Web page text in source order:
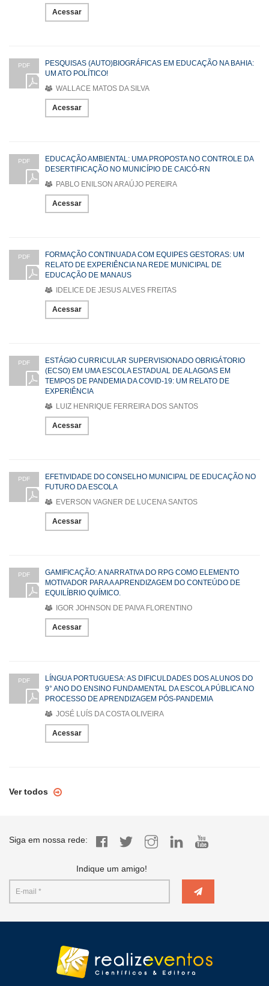
Acessar
PDF
PESQUISAS (AUTO)BIOGRÁFICAS EM EDUCAÇÃO NA BAHIA:
UM ATO POLÍTICO!
WALLACE MATOS DA SILVA
Acessar
PDF
EDUCAÇÃO AMBIENTAL: UMA PROPOSTA NO CONTROLE DA
DESERTIFICAÇÃO NO MUNICÍPIO DE CAICÓ-RN
PABLO ENILSON ARAÚJO PEREIRA
Acessar
PDF
FORMAÇÃO CONTINUADA COM EQUIPES GESTORAS: UM
RELATO DE EXPERIÊNCIA NA REDE MUNICIPAL DE
EDUCAÇÃO DE MANAUS
IDELICE DE JESUS ALVES FREITAS
Acessar
PDF
ESTÁGIO CURRICULAR SUPERVISIONADO OBRIGÁTORIO
(ECSO) EM UMA ESCOLA ESTADUAL DE ALAGOAS EM
TEMPOS DE PANDEMIA DA COVID-19: UM RELATO DE
EXPERIÊNCIA
LUIZ HENRIQUE FERREIRA DOS SANTOS
Acessar
PDF
EFETIVIDADE DO CONSELHO MUNICIPAL DE EDUCAÇÃO NO
FUTURO DA ESCOLA
EVERSON VAGNER DE LUCENA SANTOS
Acessar
PDF
GAMIFICAÇÃO: A NARRATIVA DO RPG COMO ELEMENTO
MOTIVADOR PARA A APRENDIZAGEM DO CONTEÚDO DE
EQUILÍBRIO QUÍMICO.
IGOR JOHNSON DE PAIVA FLORENTINO
Acessar
PDF
LÍNGUA PORTUGUESA: AS DIFICULDADES DOS ALUNOS DO
9° ANO DO ENSINO FUNDAMENTAL DA ESCOLA PÚBLICA NO
PROCESSO DE APRENDIZAGEM PÓS-PANDEMIA
JOSÉ LUÍS DA COSTA OLIVEIRA
Acessar
Ver todos
Siga em nossa rede:
Indique um amigo!